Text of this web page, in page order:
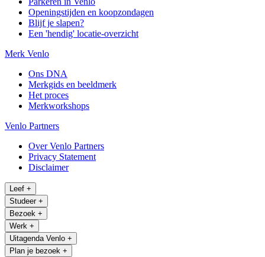
Openingstijden en koopzondagen
Blijf je slapen?
Een 'hendig' locatie-overzicht
Merk Venlo
Ons DNA
Merkgids en beeldmerk
Het proces
Merkworkshops
Venlo Partners
Over Venlo Partners
Privacy Statement
Disclaimer
Leef +
Studeer +
Bezoek +
Werk +
Uitagenda Venlo +
Plan je bezoek +